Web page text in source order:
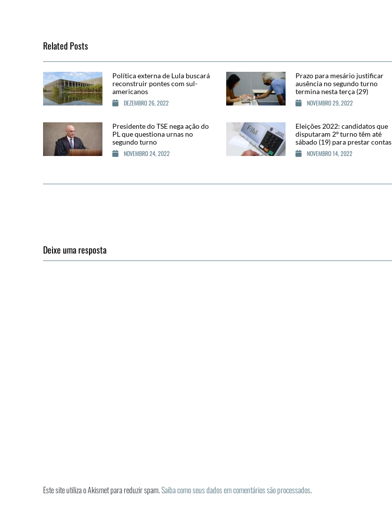
Related Posts
Política externa de Lula buscará
reconstruir pontes com sul-
americanos
DEZEMBRO 26, 2022
Prazo para mesário justificar
ausência no segundo turno
termina nesta terça (29)
NOVEMBRO 29, 2022
Presidente do TSE nega ação do
PL que questiona urnas no
segundo turno
NOVEMBRO 24, 2022
Eleições 2022: candidatos que
disputaram 2º turno têm até
sábado (19) para prestar contas
NOVEMBRO 14, 2022
Deixe uma resposta
Este site utiliza o Akismet para reduzir spam.Saiba como seus dados em comentários são processados.